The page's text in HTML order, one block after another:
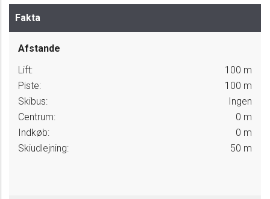
Fakta
Afstande
Lift:
100 m
Piste:
100 m
Skibus:
Ingen
Centrum:
0 m
Indkøb:
0 m
Skiudlejning:
50 m